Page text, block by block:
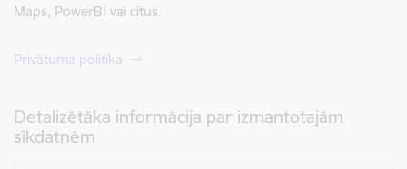
Maps, PowerBI vai citus.
Privātuma politika
Detalizētāka informācija par izmantotajām
sīkdatnēm